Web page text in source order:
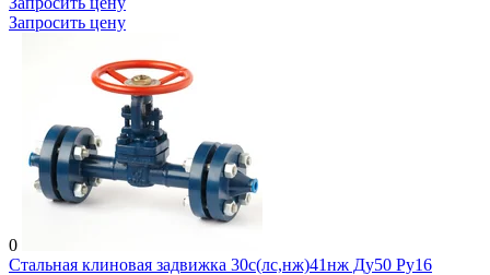
Запросить цену
0
Стальная клиновая задвижка 30с(лс,нж)41нж Ду50 Ру16